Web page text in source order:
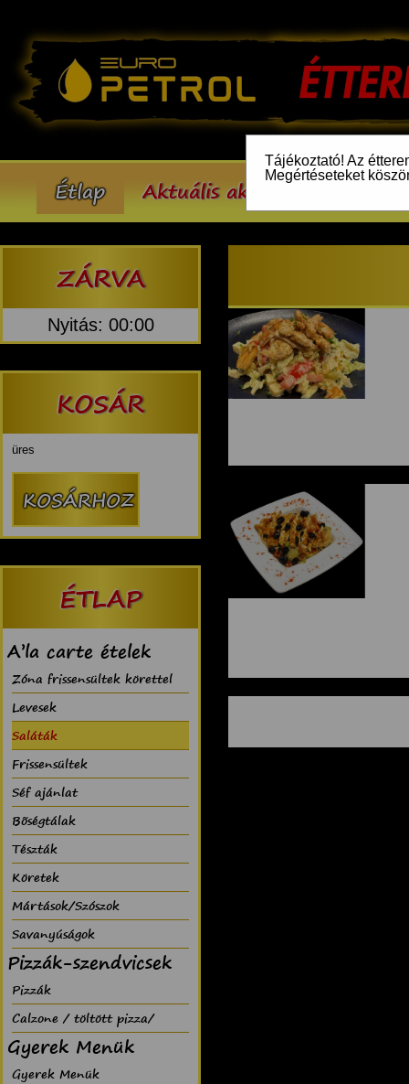
Tájékoztató! Az
Megértéseteket
Étlap Aktuális akcióink
ZÁRVA
Nyitás: 00:00
KOSÁR
üres
ÉTLAP
A’la carte ételek
Zóna frissensültek körettel
Levesek
Saláták
Frissensültek
Séf ajánlat
Bõségtálak
Tészták
Köretek
Mártások/Szószok
Savanyúságok
Pizzák-szendvicsek
Pizzák
Calzone / töltött pizza/
Gyerek Menük
Gyerek Menük